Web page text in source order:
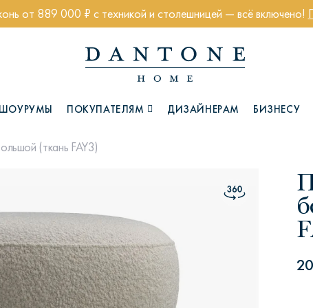
от 889 000 ₽ с техникой и столешницей — всё включено!
ШОУРУМЫ ПОКУПАТЕЛЯМ ДИЗАЙНЕРАМ БИЗНЕСУ
Глазго Хэмптон
(ткань FAY3)